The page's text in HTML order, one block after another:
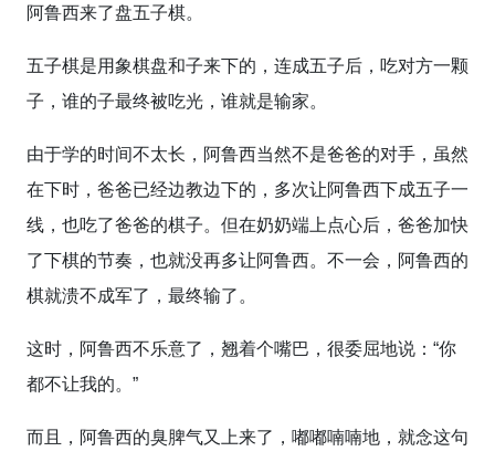
阿鲁西来了盘五子棋。
五子棋是用象棋盘和子来下的，连成五子后，吃对方一颗
子，谁的子最终被吃光，谁就是输家。
由于学的时间不太长，阿鲁西当然不是爸爸的对手，虽然
在下时，爸爸已经边教边下的，多次让阿鲁西下成五子一
线，也吃了爸爸的棋子。但在奶奶端上点心后，爸爸加快
了下棋的节奏，也就没再多让阿鲁西。不一会，阿鲁西的
棋就溃不成军了，最终输了。
这时，阿鲁西不乐意了，翘着个嘴巴，很委屈地说：“你
都不让我的。”
而且，阿鲁西的臭脾气又上来了，嘟嘟喃喃地，就念这句